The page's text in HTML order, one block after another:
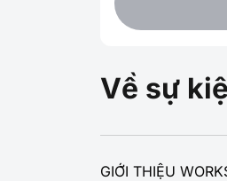
Về sự
GIỚI THIỆU